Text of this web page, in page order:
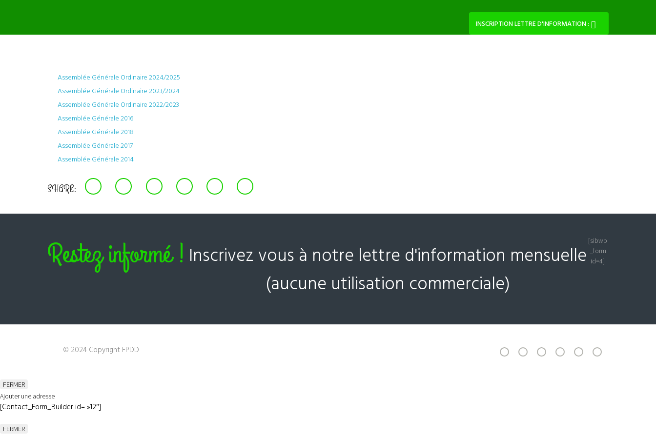
INSCRIPTION LETTRE D'INFORMATION :
Assemblée Générale Ordinaire 2024/2025
Assemblée Générale Ordinaire 2023/2024
Assemblée Générale Ordinaire 2022/2023
Assemblée Générale 2016
Assemblée Générale 2018
Assemblée Générale 2017
Assemblée Générale 2014
SHARE:
Restez informé ! Inscrivez vous à notre lettre d'information mensuelle
(aucune utilisation commerciale)
[sibwp
_form
id=4]
© 2024 Copyright FPDD
FERMER
Ajouter une adresse
[Contact_Form_Builder id= »12″]
FERMER